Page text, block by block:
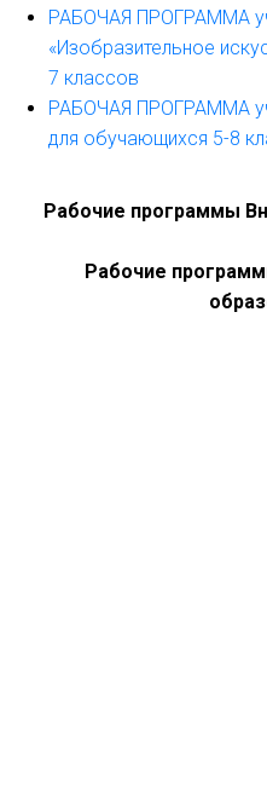
РАБОЧАЯ ПРОГРАММА
«Изобразительное
7 классов
РАБОЧАЯ ПРОГРАММА
для обучающихся 5-8
Рабочие программы
Рабочие